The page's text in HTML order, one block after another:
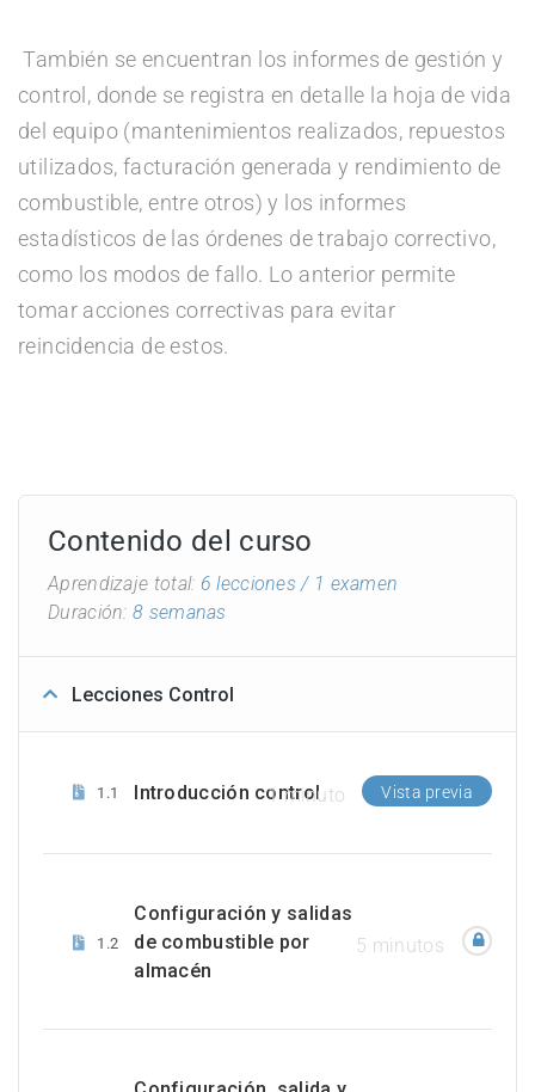
También se encuentran los informes de gestión y
control, donde se registra en detalle la hoja de vida
del equipo (mantenimientos realizados, repuestos
utilizados, facturación generada y rendimiento de
combustible, entre otros) y los informes
estadísticos de las órdenes de trabajo correctivo,
como los modos de fallo. Lo anterior permite
tomar acciones correctivas para evitar
reincidencia de estos.
Contenido del curso
Aprendizaje total: 6 lecciones / 1 examen
Duración: 8 semanas
Lecciones Control
1.1 Introducción control
1 minuto Vista previa
1.2
Configuración y salidas
de combustible por
almacén
5 minutos